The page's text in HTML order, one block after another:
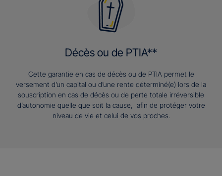
Décès ou de PTIA**
Cette garantie en cas de décès ou de PTIA permet le
versement d’un capital ou d’une rente déterminé(e) lors de la
souscription en cas de décès ou de perte totale irréversible
d’autonomie quelle que soit la cause, afin de protéger votre
niveau de vie et celui de vos proches.